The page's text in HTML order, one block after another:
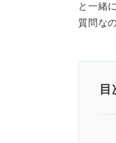
と一緒
質問な
目